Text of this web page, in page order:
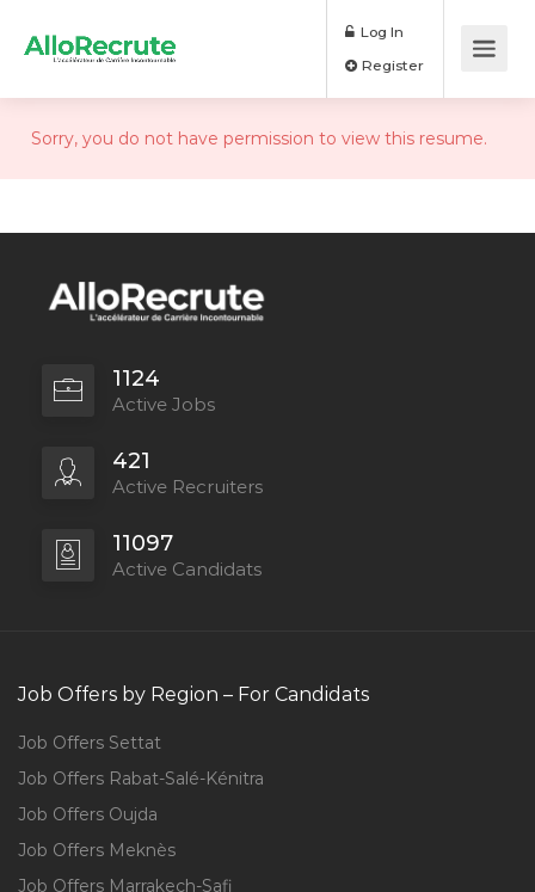
Log In
Sorry, you do not have permission to view this resume.
1124
Active Jobs
421
Active Recruiters
11097
Active Candidats
Job Offers by Region – For Candidats
Job Offers Settat
Job Offers Rabat-Salé-Kénitra
Job Offers Oujda
Job Offers Meknès
Job Offers Marrakech-Safi